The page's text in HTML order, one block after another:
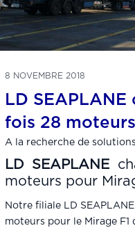
8 NOVEMBRE 2018
LD
fois 28
A la recherche de
LD SEAPLANE
moteurs pour
Notre filiale LD
moteurs pour le Mirage F1